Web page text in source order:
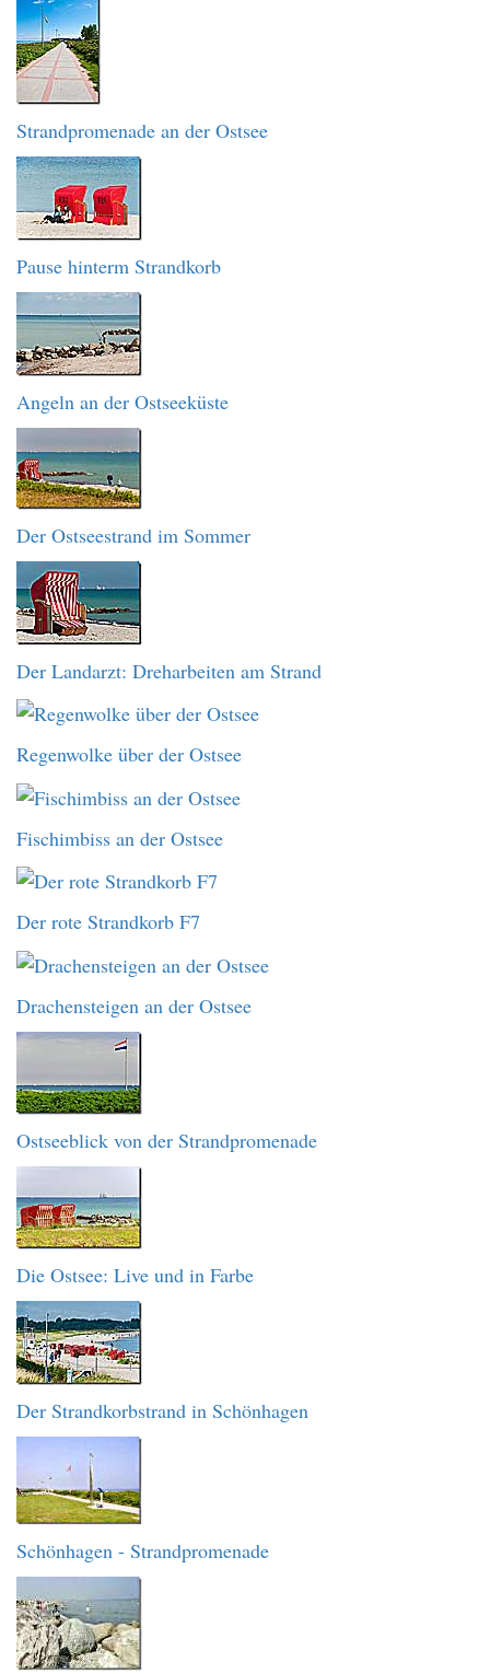
Strandpromenade an der Ostsee
Pause hinterm Strandkorb
Angeln an der Ostseeküste
Der Ostseestrand im Sommer
Der Landarzt: Dreharbeiten am Strand
Regenwolke über der Ostsee
Fischimbiss an der Ostsee
Der rote Strandkorb F7
Drachensteigen an der Ostsee
Ostseeblick von der Strandpromenade
Die Ostsee: Live und in Farbe
Der Strandkorbstrand in Schönhagen
Schönhagen - Strandpromenade